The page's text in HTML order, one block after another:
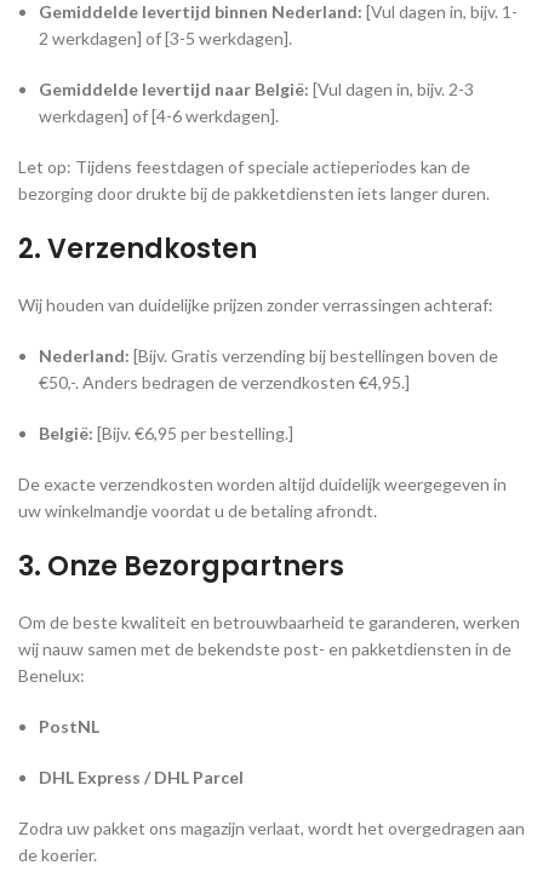
Gemiddelde levertijd binnen Nederland: [Vul dagen in, bijv. 1-
2 werkdagen] of [3-5 werkdagen].
Gemiddelde levertijd naar België: [Vul dagen in, bijv. 2-3
werkdagen] of [4-6 werkdagen].
Let op: Tijdens feestdagen of speciale actieperiodes kan de
bezorging door drukte bij de pakketdiensten iets langer duren.
2. Verzendkosten
Wij houden van duidelijke prijzen zonder verrassingen achteraf:
Nederland: [Bijv. Gratis verzending bij bestellingen boven de
€50,-. Anders bedragen de verzendkosten €4,95.]
België: [Bijv. €6,95 per bestelling.]
De exacte verzendkosten worden altijd duidelijk weergegeven in
uw winkelmandje voordat u de betaling afrondt.
3. Onze Bezorgpartners
Om de beste kwaliteit en betrouwbaarheid te garanderen, werken
wij nauw samen met de bekendste post- en pakketdiensten in de
Benelux:
PostNL
DHL Express / DHL Parcel
Zodra uw pakket ons magazijn verlaat, wordt het overgedragen aan
de koerier.